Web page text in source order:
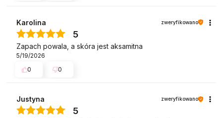
Karolina zweryfikowano
5
Zapach powala, a skóra jest aksamitna
5/19/2026
0
0
Justyna zweryfikowano
5